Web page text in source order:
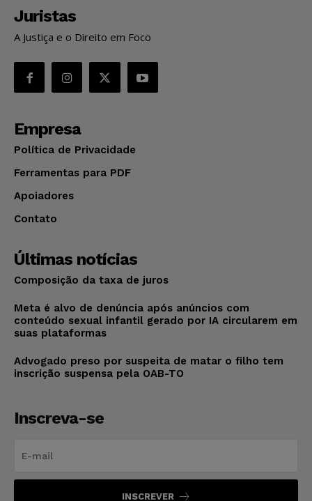
Juristas
A Justiça e o Direito em Foco
Empresa
Política de Privacidade
Ferramentas para PDF
Apoiadores
Contato
Últimas notícias
Composição da taxa de juros
Meta é alvo de denúncia após anúncios com
conteúdo sexual infantil gerado por IA circularem em
suas plataformas
Advogado preso por suspeita de matar o filho tem
inscrição suspensa pela OAB-TO
Inscreva-se
INSCREVER